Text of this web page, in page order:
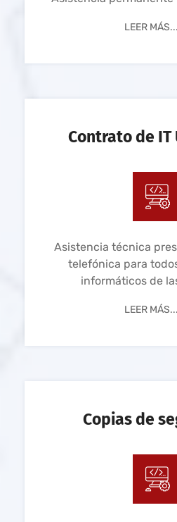
LEER MÁS...
Contrato de
Asistencia técnica
telefónica para
informáticos de
LEER MÁS...
Copias de